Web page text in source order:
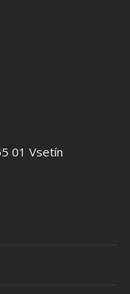
01 Vsetín